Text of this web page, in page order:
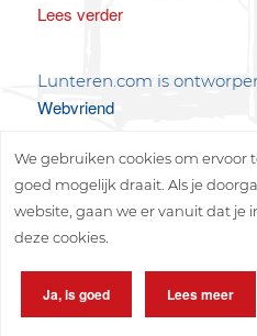
Lees verder
Lunteren.com is
Webvriend
We gebruiken cookies om ervoor
goed mogelijk draait. Als je
website, gaan we er vanuit dat
deze cookies.
Ja, is goed Lees meer